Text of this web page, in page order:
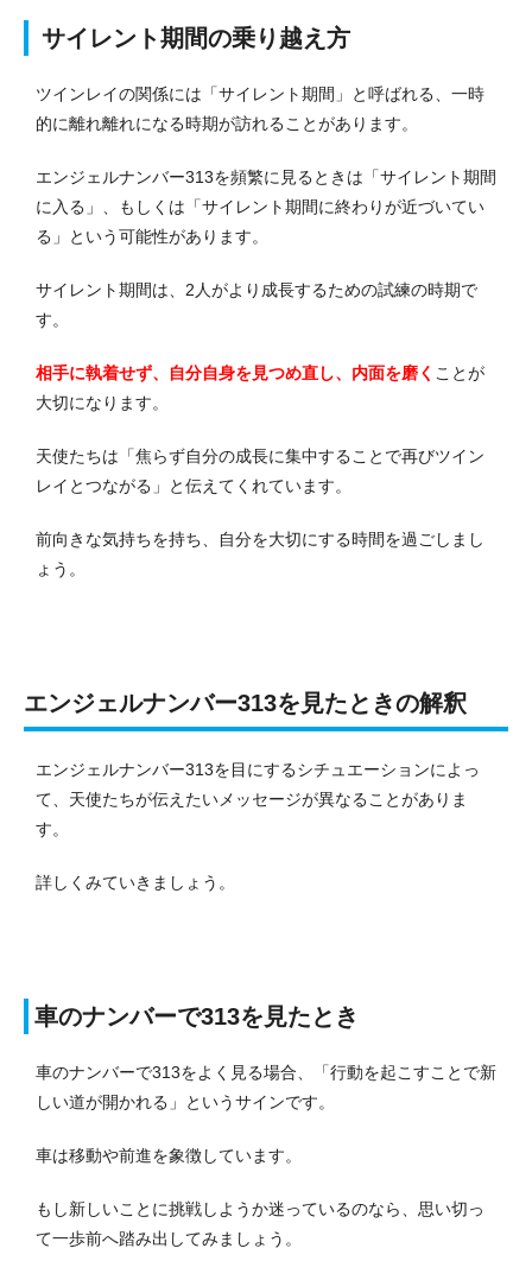
サイレント期間の乗り越え方
ツインレイの関係には「サイレント期間」と呼ばれる、一時
的に離れ離れになる時期が訪れることがあります。
エンジェルナンバー313を頻繁に見るときは「サイレント期間
に入る」、もしくは「サイレント期間に終わりが近づいてい
る」という可能性があります。
サイレント期間は、2人がより成長するための試練の時期で
す。
相手に執着せず、自分自身を見つめ直し、内面を磨く ことが
大切になります。
天使たちは「焦らず自分の成長に集中することで再びツイン
レイとつながる」と伝えてくれています。
前向きな気持ちを持ち、自分を大切にする時間を過ごしまし
ょう。
エンジェルナンバー313を見たときの解釈
エンジェルナンバー313を目にするシチュエーションによっ
て、天使たちが伝えたいメッセージが異なることがありま
す。
詳しくみていきましょう。
車のナンバーで313を見たとき
車のナンバーで313をよく見る場合、「行動を起こすことで新
しい道が開かれる」というサインです。
車は移動や前進を象徴しています。
もし新しいことに挑戦しようか迷っているのなら、思い切っ
て一歩前へ踏み出してみましょう。